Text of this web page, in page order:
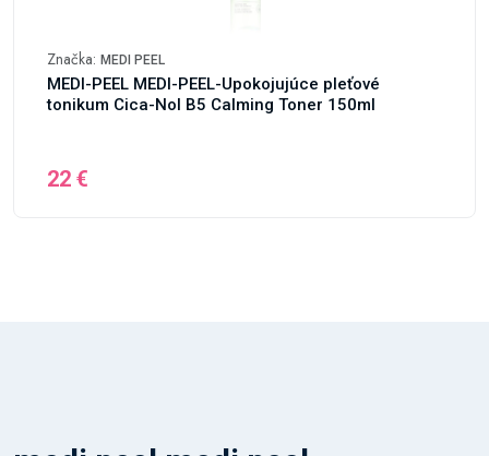
Značka: MEDI PEEL
MEDI-PEEL MEDI-PEEL-Upokojujúce pleťové
tonikum Cica-Nol B5 Calming Toner 150ml
22 €